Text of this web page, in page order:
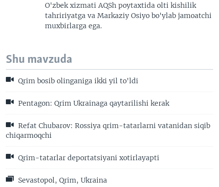
O'zbek xizmati AQSh poytaxtida olti kishilik
tahririyatga va Markaziy Osiyo bo'ylab jamoatchi
muxbirlarga ega.
Shu mavzuda
Qrim bosib olinganiga ikki yil to'ldi
Pentagon: Qrim Ukrainaga qaytarilishi kerak
Refat Chubarov: Rossiya qrim-tatarlarni vatanidan siqib
chiqarmoqchi
Qrim-tatarlar deportatsiyani xotirlayapti
Sevastopol, Qrim, Ukraina